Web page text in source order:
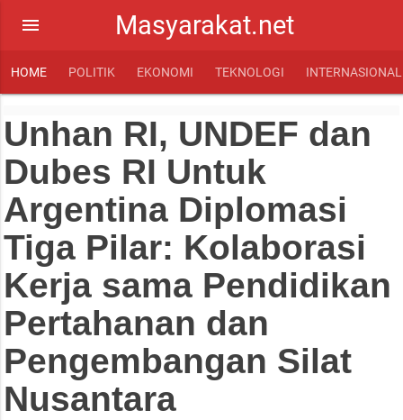
Masyarakat.net
menu
HOME POLITIK EKONOMI TEKNOLOGI INTERNASIONAL
Unhan RI, UNDEF dan
Dubes RI Untuk
Argentina Diplomasi
Tiga Pilar: Kolaborasi
Kerja sama Pendidikan
Pertahanan dan
Pengembangan Silat
Nusantara